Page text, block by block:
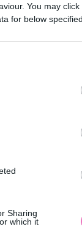
You may
for below
Sharing
which it
felmérés,
kereskedők,
nagyon
autó
a
túl pedig